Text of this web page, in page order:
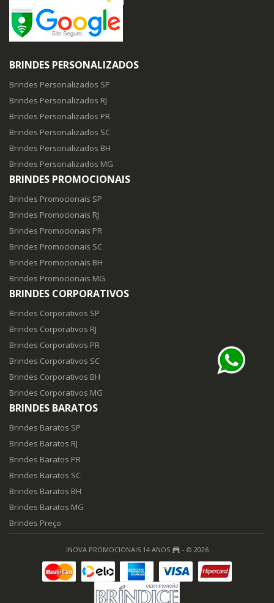
BRINDES PERSONALIZADOS
Brindes Personalizados SP
Brindes Personalizados RJ
Brindes Personalizados PR
Brindes Personalizados SC
Brindes Personalizados BH
Brindes Personalizados MG
BRINDES PROMOCIONAIS
Brindes Promocionais SP
Brindes Promocionais RJ
Brindes Promocionais PR
Brindes Promocionais SC
Brindes Promocionais BH
Brindes Promocionais MG
BRINDES CORPORATIVOS
Brindes Corporativos SP
Brindes Corporativos RJ
Brindes Corporativos PR
Brindes Corporativos SC
Brindes Corporativos BH
Brindes Corporativos MG
BRINDES BARATOS
Brindes Baratos SP
Brindes Baratos RJ
Brindes Baratos PR
Brindes Baratos SC
Brindes Baratos BH
Brindes Baratos MG
Brindes Preço
INOVA PROMOCIONAIS 14 ANOS - © 2026